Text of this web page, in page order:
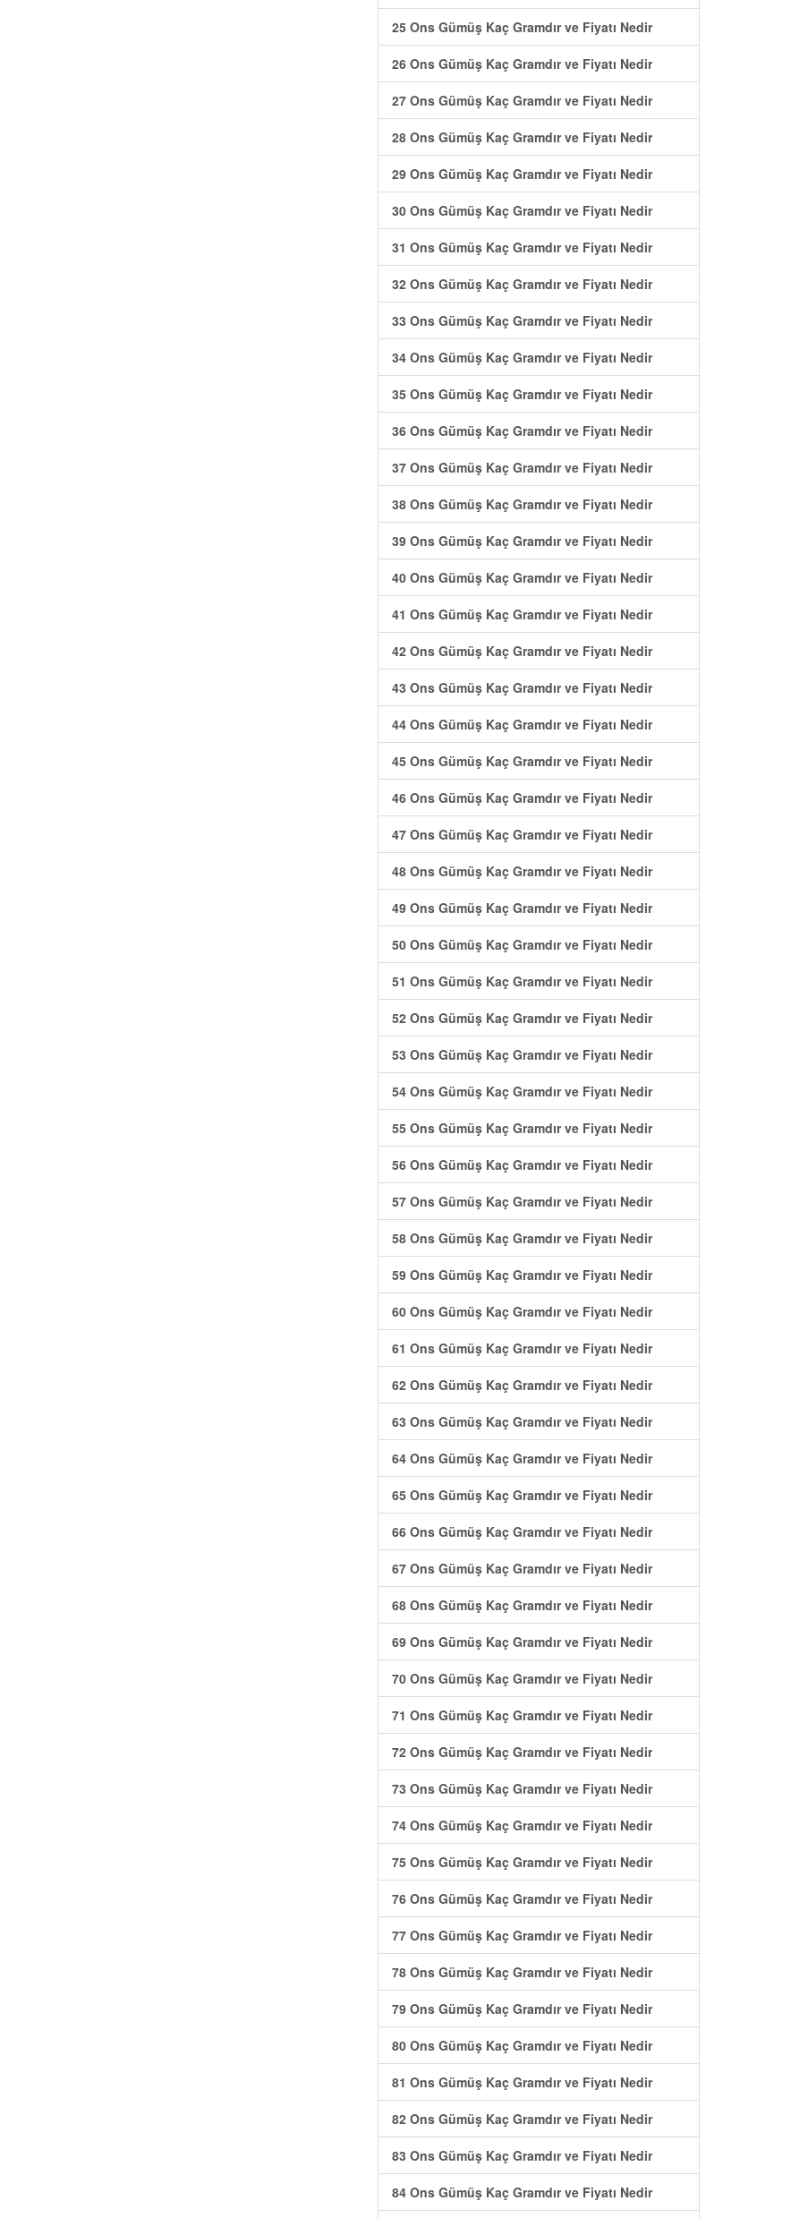
25 Ons Gümüş Kaç Gramdır ve Fiyatı Nedir
26 Ons Gümüş Kaç Gramdır ve Fiyatı Nedir
27 Ons Gümüş Kaç Gramdır ve Fiyatı Nedir
28 Ons Gümüş Kaç Gramdır ve Fiyatı Nedir
29 Ons Gümüş Kaç Gramdır ve Fiyatı Nedir
30 Ons Gümüş Kaç Gramdır ve Fiyatı Nedir
31 Ons Gümüş Kaç Gramdır ve Fiyatı Nedir
32 Ons Gümüş Kaç Gramdır ve Fiyatı Nedir
33 Ons Gümüş Kaç Gramdır ve Fiyatı Nedir
34 Ons Gümüş Kaç Gramdır ve Fiyatı Nedir
35 Ons Gümüş Kaç Gramdır ve Fiyatı Nedir
36 Ons Gümüş Kaç Gramdır ve Fiyatı Nedir
37 Ons Gümüş Kaç Gramdır ve Fiyatı Nedir
38 Ons Gümüş Kaç Gramdır ve Fiyatı Nedir
39 Ons Gümüş Kaç Gramdır ve Fiyatı Nedir
40 Ons Gümüş Kaç Gramdır ve Fiyatı Nedir
41 Ons Gümüş Kaç Gramdır ve Fiyatı Nedir
42 Ons Gümüş Kaç Gramdır ve Fiyatı Nedir
43 Ons Gümüş Kaç Gramdır ve Fiyatı Nedir
44 Ons Gümüş Kaç Gramdır ve Fiyatı Nedir
45 Ons Gümüş Kaç Gramdır ve Fiyatı Nedir
46 Ons Gümüş Kaç Gramdır ve Fiyatı Nedir
47 Ons Gümüş Kaç Gramdır ve Fiyatı Nedir
48 Ons Gümüş Kaç Gramdır ve Fiyatı Nedir
49 Ons Gümüş Kaç Gramdır ve Fiyatı Nedir
50 Ons Gümüş Kaç Gramdır ve Fiyatı Nedir
51 Ons Gümüş Kaç Gramdır ve Fiyatı Nedir
52 Ons Gümüş Kaç Gramdır ve Fiyatı Nedir
53 Ons Gümüş Kaç Gramdır ve Fiyatı Nedir
54 Ons Gümüş Kaç Gramdır ve Fiyatı Nedir
55 Ons Gümüş Kaç Gramdır ve Fiyatı Nedir
56 Ons Gümüş Kaç Gramdır ve Fiyatı Nedir
57 Ons Gümüş Kaç Gramdır ve Fiyatı Nedir
58 Ons Gümüş Kaç Gramdır ve Fiyatı Nedir
59 Ons Gümüş Kaç Gramdır ve Fiyatı Nedir
60 Ons Gümüş Kaç Gramdır ve Fiyatı Nedir
61 Ons Gümüş Kaç Gramdır ve Fiyatı Nedir
62 Ons Gümüş Kaç Gramdır ve Fiyatı Nedir
63 Ons Gümüş Kaç Gramdır ve Fiyatı Nedir
64 Ons Gümüş Kaç Gramdır ve Fiyatı Nedir
65 Ons Gümüş Kaç Gramdır ve Fiyatı Nedir
66 Ons Gümüş Kaç Gramdır ve Fiyatı Nedir
67 Ons Gümüş Kaç Gramdır ve Fiyatı Nedir
68 Ons Gümüş Kaç Gramdır ve Fiyatı Nedir
69 Ons Gümüş Kaç Gramdır ve Fiyatı Nedir
70 Ons Gümüş Kaç Gramdır ve Fiyatı Nedir
71 Ons Gümüş Kaç Gramdır ve Fiyatı Nedir
72 Ons Gümüş Kaç Gramdır ve Fiyatı Nedir
73 Ons Gümüş Kaç Gramdır ve Fiyatı Nedir
74 Ons Gümüş Kaç Gramdır ve Fiyatı Nedir
75 Ons Gümüş Kaç Gramdır ve Fiyatı Nedir
76 Ons Gümüş Kaç Gramdır ve Fiyatı Nedir
77 Ons Gümüş Kaç Gramdır ve Fiyatı Nedir
78 Ons Gümüş Kaç Gramdır ve Fiyatı Nedir
79 Ons Gümüş Kaç Gramdır ve Fiyatı Nedir
80 Ons Gümüş Kaç Gramdır ve Fiyatı Nedir
81 Ons Gümüş Kaç Gramdır ve Fiyatı Nedir
82 Ons Gümüş Kaç Gramdır ve Fiyatı Nedir
83 Ons Gümüş Kaç Gramdır ve Fiyatı Nedir
84 Ons Gümüş Kaç Gramdır ve Fiyatı Nedir